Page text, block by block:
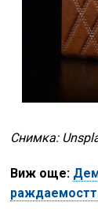
Снимка:
Виж още: